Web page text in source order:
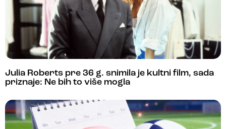
Julia Roberts pre 36 g. snimila je kultni film, sada
priznaje: Ne bih to više mogla